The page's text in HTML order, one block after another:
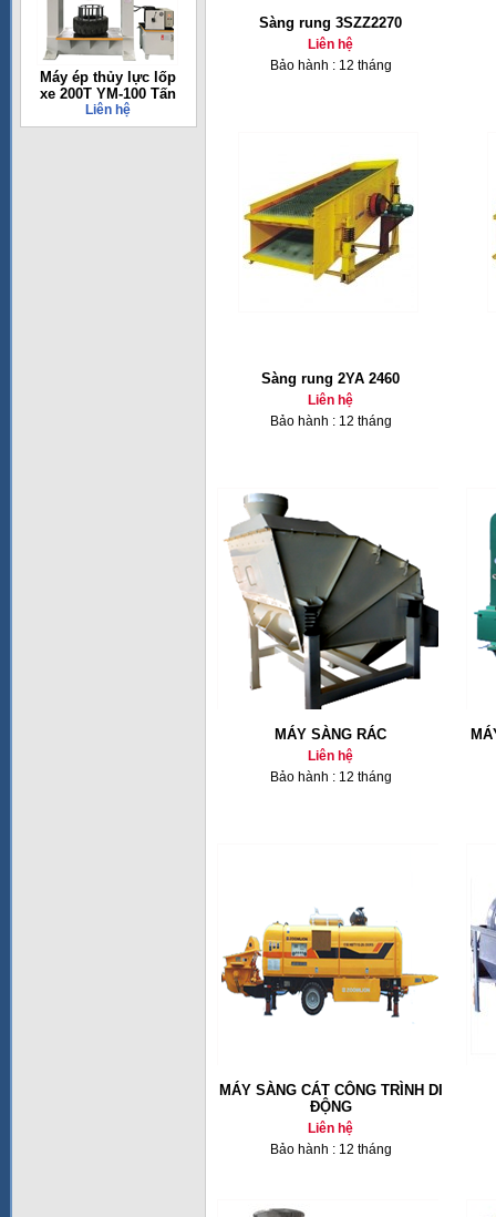
Máy ép thủy lực lốp
xe 200T YM-100 Tấn
Liên hệ
Sàng rung 3SZZ2270
Liên hệ
Bảo hành : 12 tháng
Sàng rung 2YA 2460
Liên hệ
Bảo hành : 12 tháng
MÁY SÀNG RÁC
Liên hệ
Bảo hành : 12 tháng
MÁY SÀNG CÁT CÔNG TRÌNH DI
ĐỘNG
Liên hệ
Bảo hành : 12 tháng